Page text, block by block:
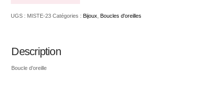
UGS : MISTE-23 Catégories :Bijoux ,Boucles d'oreilles
Description
Boucle d’oreille